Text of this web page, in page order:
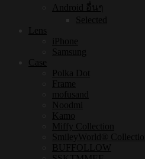
Android อื่นๆ
Selected
Lens
iPhone
Samsung
Case
Polka Dot
Frame
mofusand
Noodmi
Kamo
Miffy Collection
SmileyWorld® Collection
BUFFOLLOW